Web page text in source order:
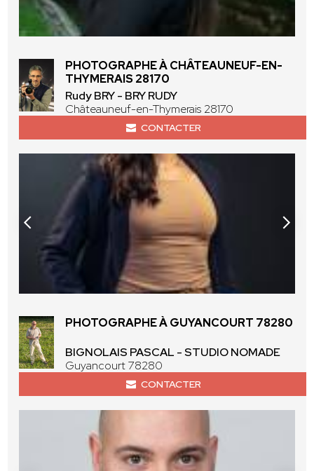
PHOTOGRAPHE À CHÂTEAUNEUF-EN-
THYMERAIS 28170
Rudy BRY - BRY RUDY
Châteauneuf-en-Thymerais 28170
CONTACTER
PHOTOGRAPHE À GUYANCOURT 78280
BIGNOLAIS PASCAL - STUDIO NOMADE
Guyancourt 78280
CONTACTER